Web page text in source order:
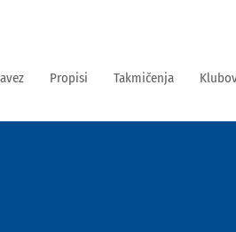
Propisi Takmičenja